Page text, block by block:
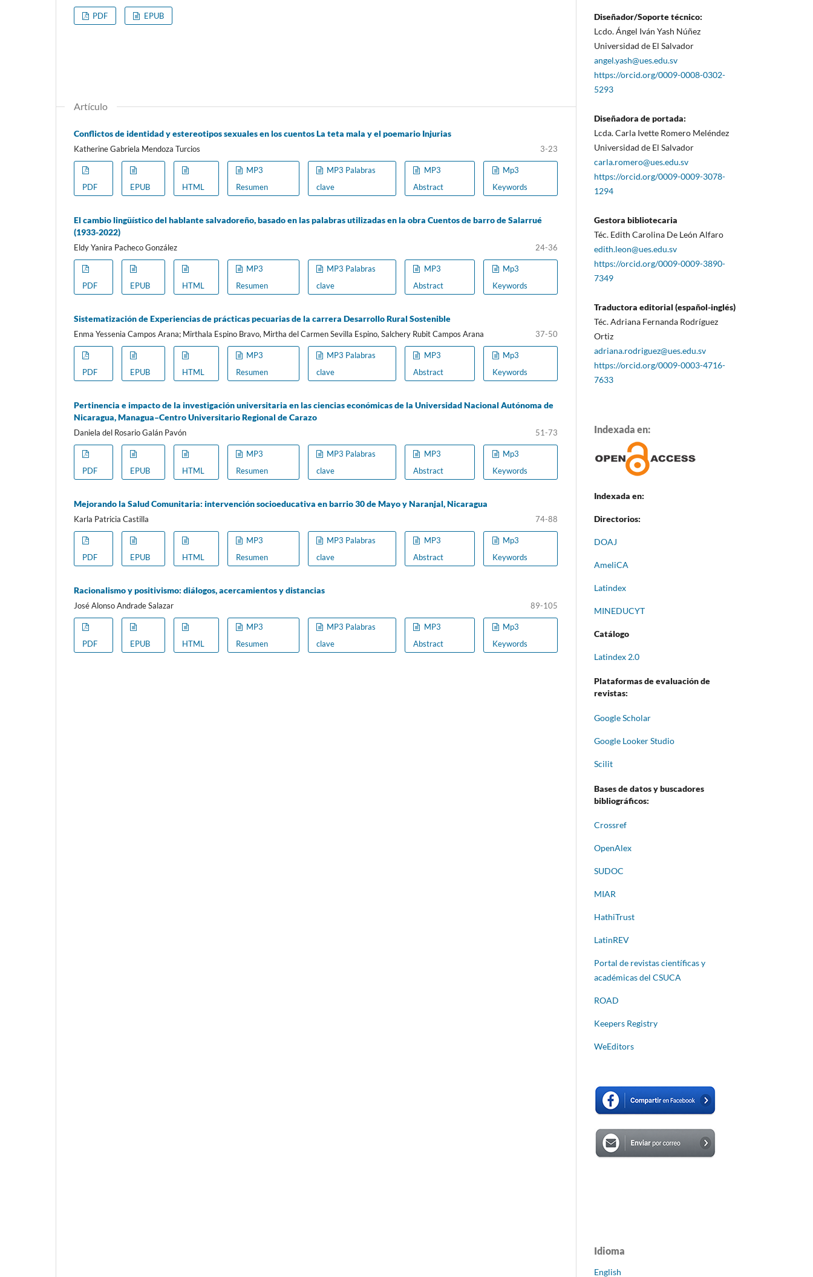
PDF EPUB
Artículo
Conflictos de identidad y estereotipos sexuales en los cuentos La teta mala y el poemario Injurias
Katherine Gabriela Mendoza Turcios 3-23
PDF EPUB HTML
MP3
Resumen
MP3 Palabras
clave
MP3
Abstract
Mp3
Keywords
El cambio lingüístico del hablante salvadoreño, basado en las palabras utilizadas en la obra Cuentos de barro de Salarrué
(1933-2022)
Eldy Yanira Pacheco González 24-36
PDF EPUB HTML
MP3
Resumen
MP3 Palabras
clave
MP3
Abstract
Mp3
Keywords
Sistematización de Experiencias de prácticas pecuarias de la carrera Desarrollo Rural Sostenible
Enma Yessenia Campos Arana; Mirthala Espino Bravo, Mirtha del Carmen Sevilla Espino, Salchery Rubit Campos Arana 37-50
PDF EPUB HTML
MP3
Resumen
MP3 Palabras
clave
MP3
Abstract
Mp3
Keywords
Pertinencia e impacto de la investigación universitaria en las ciencias económicas de la Universidad Nacional Autónoma de
Nicaragua, Managua–Centro Universitario Regional de Carazo
Daniela del Rosario Galán Pavón 51-73
PDF EPUB HTML
MP3
Resumen
MP3 Palabras
clave
MP3
Abstract
Mp3
Keywords
Mejorando la Salud Comunitaria: intervención socioeducativa en barrio 30 de Mayo y Naranjal, Nicaragua
Karla Patricia Castilla 74-88
PDF EPUB HTML
MP3
Resumen
MP3 Palabras
clave
MP3
Abstract
Mp3
Keywords
Racionalismo y positivismo: diálogos, acercamientos y distancias
José Alonso Andrade Salazar 89-105
PDF EPUB HTML
MP3
Resumen
MP3 Palabras
clave
MP3
Abstract
Mp3
Keywords
Diseñador/Soporte técnico:
Lcdo. Ángel Iván Yash Núñez
Universidad de El Salvador
angel.yash@ues.edu.sv
https://orcid.org/0009-0008-0302-
5293
Diseñadora de portada:
Lcda. Carla Ivette Romero Meléndez
Universidad de El Salvador
carla.romero@ues.edu.sv
https://orcid.org/0009-0009-3078-
1294
Gestora bibliotecaria
Téc. Edith Carolina De León Alfaro
edith.leon@ues.edu.sv
https://orcid.org/0009-0009-3890-
7349
Traductora editorial (español-inglés)
Téc. Adriana Fernanda Rodríguez
Ortiz
adriana.rodriguez@ues.edu.sv
https://orcid.org/0009-0003-4716-
7633
Indexada en:
Indexada en:
Directorios:
DOAJ
AmeliCA
Latindex
MINEDUCYT
Catálogo
Latindex 2.0
Plataformas de evaluación de
revistas:
Google Scholar
Google Looker Studio
Scilit
Bases de datos y buscadores
bibliográficos:
Crossref
OpenAlex
SUDOC
MIAR
HathiTrust
LatinREV
Portal de revistas científicas y
académicas del CSUCA
ROAD
Keepers Registry
WeEditors
Idioma
English